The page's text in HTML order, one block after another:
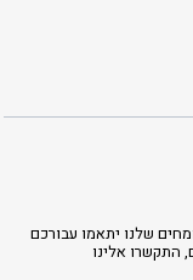
המומחים שלנו יתאמו עבורכם
התקשרו אלינו